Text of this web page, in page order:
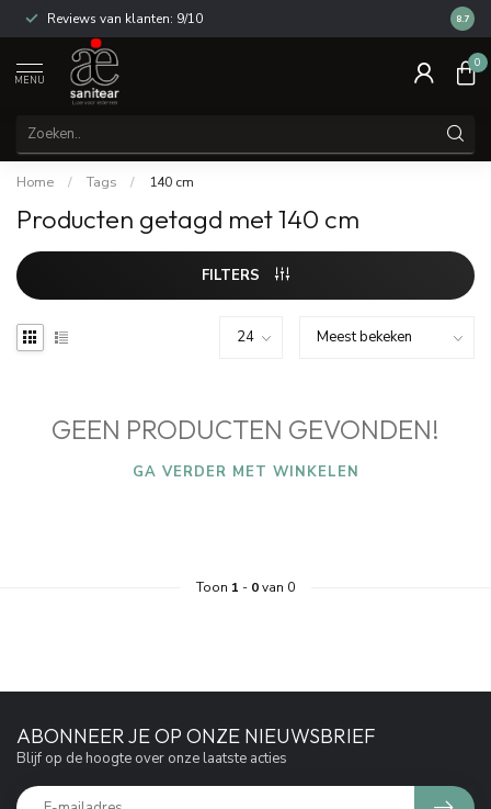
Reviews van klanten: 9/10 14
8.7
MENU
0
Home / Tags / 140 cm
Producten getagd met 140 cm
FILTERS
GEEN PRODUCTEN GEVONDEN!
GA VERDER MET WINKELEN
Toon 1 - 0van 0
ABONNEER JE OP ONZE NIEUWSBRIEF
Blijf op de hoogte over onze laatste acties